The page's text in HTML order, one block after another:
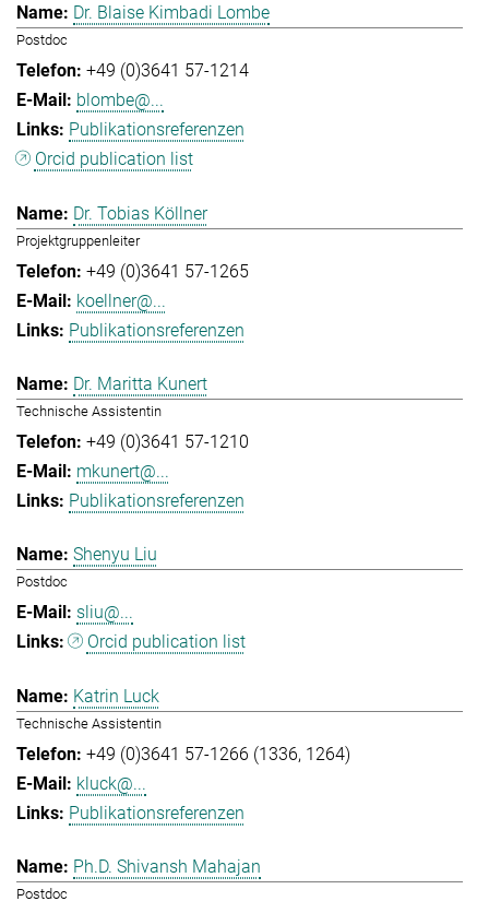
Dr. Blaise Kimbadi Lombe
Postdoc
+49 (0)3641 57-1214
blombe@...
Publikationsreferenzen
Orcid publication list
Dr. Tobias Köllner
Projektgruppenleiter
+49 (0)3641 57-1265
koellner@...
Publikationsreferenzen
Dr. Maritta Kunert
Technische Assistentin
+49 (0)3641 57-1210
mkunert@...
Publikationsreferenzen
Shenyu Liu
Postdoc
sliu@...
Orcid publication list
Katrin Luck
Technische Assistentin
+49 (0)3641 57-1266 (1336, 1264)
kluck@...
Publikationsreferenzen
Ph.D. Shivansh Mahajan
Postdoc